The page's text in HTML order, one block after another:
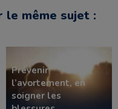
même sujet :
Prévenir
l’avortement, en
soigner les